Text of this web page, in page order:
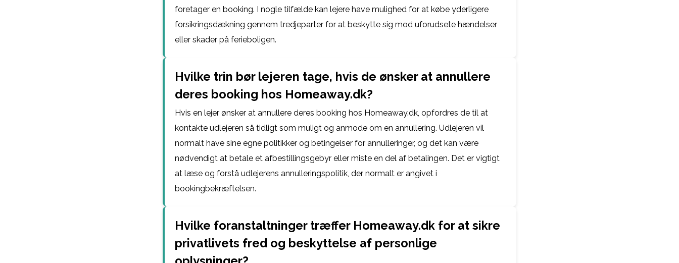
foretager en booking. I nogle tilfælde kan lejere have mulighed for at købe yderligere
forsikringsdækning gennem tredjeparter for at beskytte sig mod uforudsete hændelser
eller skader på ferieboligen.
Hvilke trin bør lejeren tage, hvis de ønsker at annullere
deres booking hos Homeaway.dk?
Hvis en lejer ønsker at annullere deres booking hos Homeaway.dk, opfordres de til at
kontakte udlejeren så tidligt som muligt og anmode om en annullering. Udlejeren vil
normalt have sine egne politikker og betingelser for annulleringer, og det kan være
nødvendigt at betale et afbestillingsgebyr eller miste en del af betalingen. Det er vigtigt
at læse og forstå udlejerens annulleringspolitik, der normalt er angivet i
bookingbekræftelsen.
Hvilke foranstaltninger træffer Homeaway.dk for at sikre
privatlivets fred og beskyttelse af personlige